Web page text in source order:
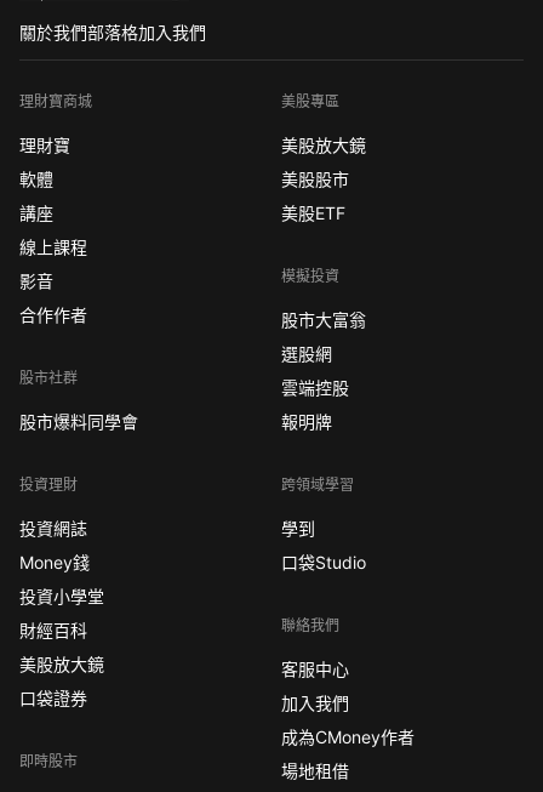
關於我們部落格加入我們
理財寶商城
理財寶
軟體
講座
線上課程
影音
合作作者
股市社群
股市爆料同學會
投資理財
投資網誌
Money錢
投資小學堂
財經百科
美股放大鏡
口袋證券
即時股市
美股專區
美股放大鏡
美股股市
美股ETF
模擬投資
股市大富翁
選股網
雲端控股
報明牌
跨領域學習
學到
口袋Studio
聯絡我們
客服中心
加入我們
成為CMoney作者
場地租借